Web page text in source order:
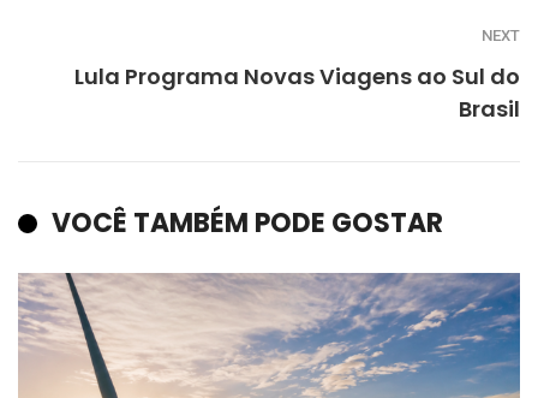
NEXT
Lula Programa Novas Viagens ao Sul do
Brasil
VOCÊ TAMBÉM PODE GOSTAR